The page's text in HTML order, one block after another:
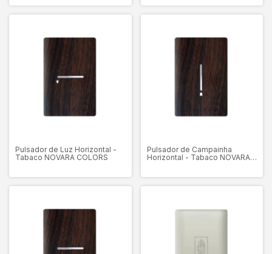
Pulsador de Luz Horizontal -
Tabaco NOVARA COLORS
Pulsador de Campainha
Horizontal - Tabaco NOVARA